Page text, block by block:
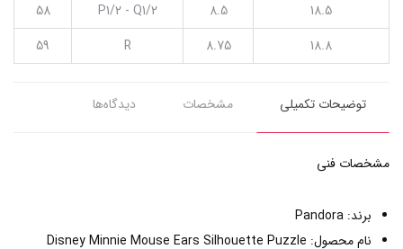
18.5
8.5
P1/2 - Q1/2
58
18.8
8.75
R
59
توضیحات تکمیلی مشخصات دیدگاه‌ها
مشخصات فنی
برند: Pandora
نام محصول: Disney Minnie Mouse Ears Silhouette Puzzle